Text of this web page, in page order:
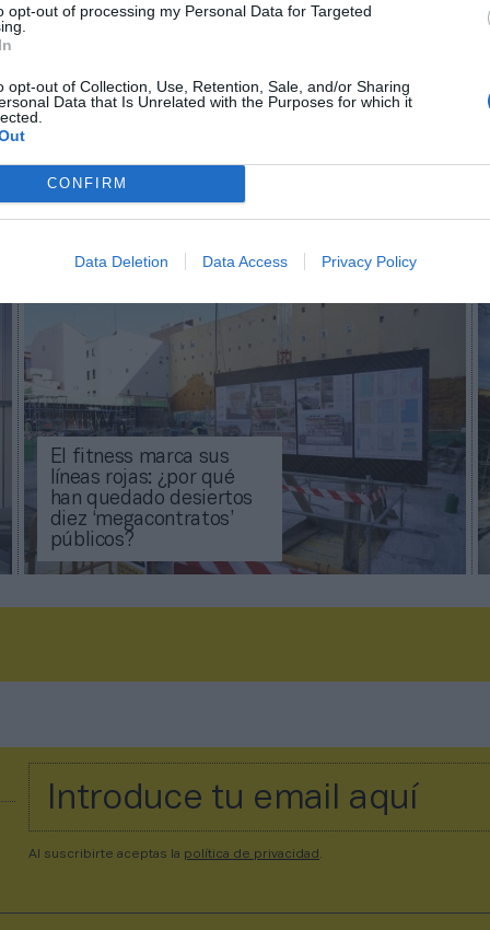
opt-out of processing my Personal Data for Targeted
opt-out of Collection, Use, Retention, Sale, and/or Sharing
Data that Is Unrelated with the Purposes for which it
CONFIRM
Data Deletion Data Access Privacy Policy
no formas parte de 2Playbook
¡Hazte Socio para acceder a este contenido exclusivo!
¡Suscríbete! Inicia sesión
El fitness marca sus
líneas rojas: ¿por qué
han quedado desiertos
diez ‘megacontratos’
públicos?
Al suscribirte aceptas la política de privacidad